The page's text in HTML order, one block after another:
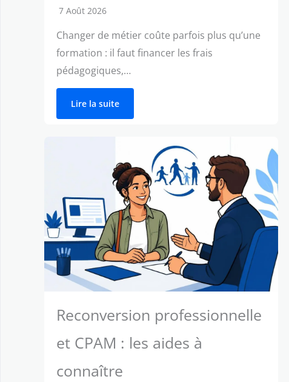
7 Août 2026
Changer de métier coûte parfois plus qu’une
formation : il faut financer les frais
pédagogiques,…
Lire la suite
Reconversion professionnelle
et CPAM : les aides à
connaître